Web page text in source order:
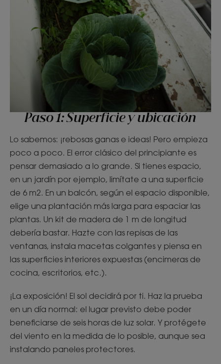
Paso 1: Superficie y ubicación
Lo sabemos: ¡rebosas ganas e ideas! Pero empieza
poco a poco. El error clásico del principiante es
pensar demasiado a lo grande. Si tienes espacio,
en un jardín por ejemplo, limítate a una superficie
de 6 m2. En un balcón, según el espacio disponible,
elige una plantación más larga para espaciar las
plantas. Un kit de madera de 1 m de longitud
debería bastar. Hazte con las repisas de las
ventanas, instala macetas colgantes y piensa en
las superficies interiores expuestas (encimeras de
cocina, escritorios, etc.).
¡La exposición! El sol decidirá por ti. Haz la prueba
en un día normal: el lugar previsto debe poder
beneficiarse de seis horas de luz solar. Y protégete
del viento en la medida de lo posible, aunque sea
instalando paneles protectores.